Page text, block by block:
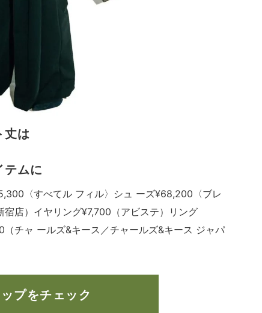
丈は
テムに
〈すべてル フィル〉シュ ーズ¥68,200〈ブレ
店）イヤリング¥7,700（アビステ）リング
チャ ールズ&キース／チャールズ&キース ジャパ
プをチェック